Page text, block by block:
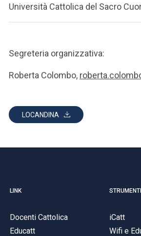
Università Cattolica del Sacro
Segreteria organizzativa:
Roberta Colombo,
LOCANDINA
LINK
Docenti Cattolica
Educatt
STRUMENTI
iCatt
Wifi e